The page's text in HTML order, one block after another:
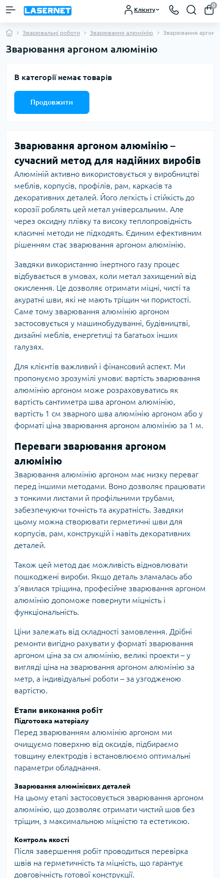
Клієнту
0
Зварювальні роботи Зварювання алюмінію Зварювання
Зварювання аргоном алюмінію
В категорії немає товарів
Продовжити
Зварювання аргоном алюмінію –
сучасний метод для надійних виробів
Алюміній активно використовується у виробництві
меблів, корпусів, профілів, рам, каркасів та
декоративних деталей. Його легкість і стійкість до
корозії роблять цей метал універсальним. Але
через оксидну плівку та високу теплопровідність
класичні методи не підходять. Єдиним ефективним
рішенням стає зварювання аргоном алюмінію.
Завдяки використанню інертного газу процес
відбувається в умовах, коли метал захищений від
окислення. Це дозволяє отримати міцні, чисті та
акуратні шви, які не мають тріщин чи пористості.
Саме тому зварювання алюмінію аргоном
застосовується у машинобудуванні, будівництві,
дизайні меблів, енергетиці та багатьох інших
галузях.
Для клієнтів важливий і фінансовий аспект. Ми
пропонуємо зрозумілі умови: вартість зварювання
алюмінію аргоном може розраховуватись як
вартість сантиметра шва аргоном алюмінію,
вартість 1 см зварного шва алюмінію аргоном або у
форматі ціна зварювання аргоном алюмінію за 1 м.
Переваги зварювання аргоном
алюмінію
Зварювання алюмінію аргоном має низку переваг
перед іншими методами. Воно дозволяє працювати
з тонкими листами й профільними трубами,
забезпечуючи точність та акуратність. Завдяки
цьому можна створювати герметичні шви для
корпусів, рам, конструкцій і навіть декоративних
деталей.
Також цей метод дає можливість відновлювати
пошкоджені вироби. Якщо деталь зламалась або
з’явилася тріщина, професійне зварювання аргоном
алюмінію допоможе повернути міцність і
функціональність.
Ціни залежать від складності замовлення. Дрібні
ремонти вигідно рахувати у форматі зварювання
аргоном ціна за см алюмінію, великі проекти – у
вигляді ціна на зварювання аргоном алюмінію за
метр, а індивідуальні роботи – за узгодженою
вартістю.
Етапи виконання робіт
Підготовка матеріалу
Перед зварюванням алюмінію аргоном ми
очищуємо поверхню від оксидів, підбираємо
товщину електродів і встановлюємо оптимальні
параметри обладнання.
Зварювання алюмінієвих деталей
На цьому етапі застосовується зварювання аргоном
алюмінію, що дозволяє отримати чистий шов без
тріщин, з максимальною міцністю та естетикою.
Контроль якості
Після завершення робіт проводиться перевірка
швів на герметичність та міцність, що гарантує
довговічність готової конструкції.